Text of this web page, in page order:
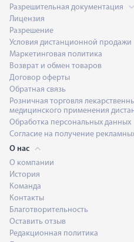
Разрешительная документация
Лицензия
Разрешение
Условия дистанционной продажи
Маркетинговая политика
Возврат и обмен товаров
Договор оферты
Обратная связь
Розничная торговля
медицинского применения
Обработка персональных данных
Согласие на получение
О нас
О компании
История
Команда
Контакты
Благотворительность
Оставить отзыв
Редакционная политика